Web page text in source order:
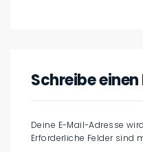
Schreibe
Deine E-Mail-Adresse
Erforderliche Felder sind